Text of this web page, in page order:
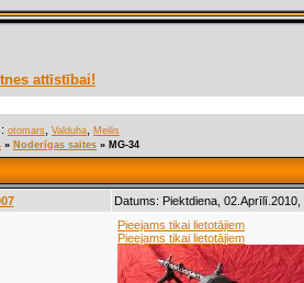
attīstībai!
otomars Valduha
Meilis
» Noderīgas saites » MG-34
Datums: Piektdiena,
Pieejams tikai lietotājiem
Pieejams tikai lietotājiem